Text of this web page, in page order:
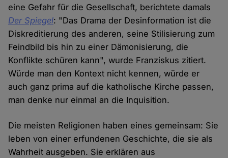
eine Gefahr für die Gesellschaft, berichtete damals
Der Spiegel: "Das Drama der Desinformation ist die
Diskreditierung des anderen, seine Stilisierung zum
Feindbild bis hin zu einer Dämonisierung, die
Konflikte schüren kann", wurde Franziskus zitiert.
Würde man den Kontext nicht kennen, würde er
auch ganz prima auf die katholische Kirche passen,
man denke nur einmal an die Inquisition.
Die meisten Religionen haben eines gemeinsam: Sie
leben von einer erfundenen Geschichte, die sie als
Wahrheit ausgeben. Sie erklären aus